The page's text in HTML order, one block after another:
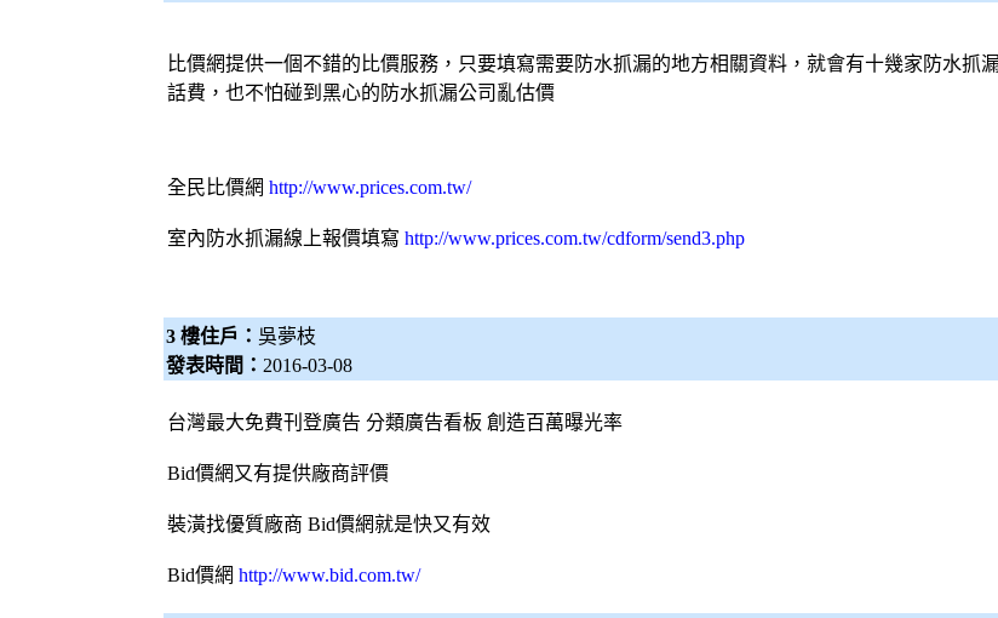
比價網提供一個不錯的比價服務，只要填寫需要防水抓漏的地方相關資料，就會有十幾家防水抓
話費，也不怕碰到黑心的防水抓漏公司亂估價
全民比價網 http://www.prices.com.tw/
室內防水抓漏線上報價填寫 http://www.prices.com.tw/cdform/send3.php
3 樓住戶： 吳夢枝
發表時間： 2016-03-08
台灣最大免費刊登廣告 分類廣告看板 創造百萬曝光率
Bid價網又有提供廠商評價
裝潢找優質廠商 Bid價網就是快又有效
Bid價網 http://www.bid.com.tw/